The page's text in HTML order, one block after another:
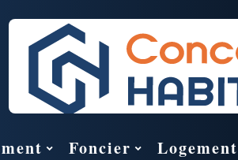
Foncier Logement